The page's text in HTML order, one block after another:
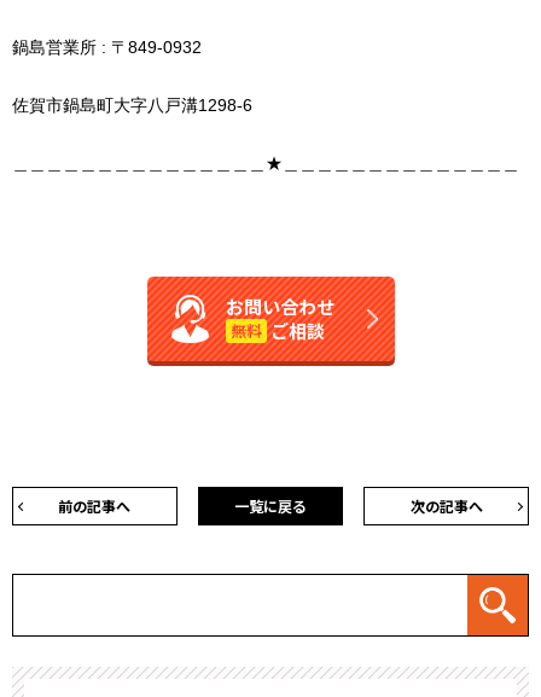
鍋島営業所 : 〒849-0932
佐賀市鍋島町大字八戸溝1298-6
＿＿＿＿＿＿＿＿＿＿＿＿＿＿＿★＿＿＿＿＿＿＿＿＿＿＿＿＿＿
お問い合わせ
無料 ご相談
前の記事へ 次の記事へ
一覧に戻る